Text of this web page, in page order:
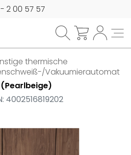
2 00 57 57
thermische
Vakuumierautomat
(Pearlbeige)
4002516819202